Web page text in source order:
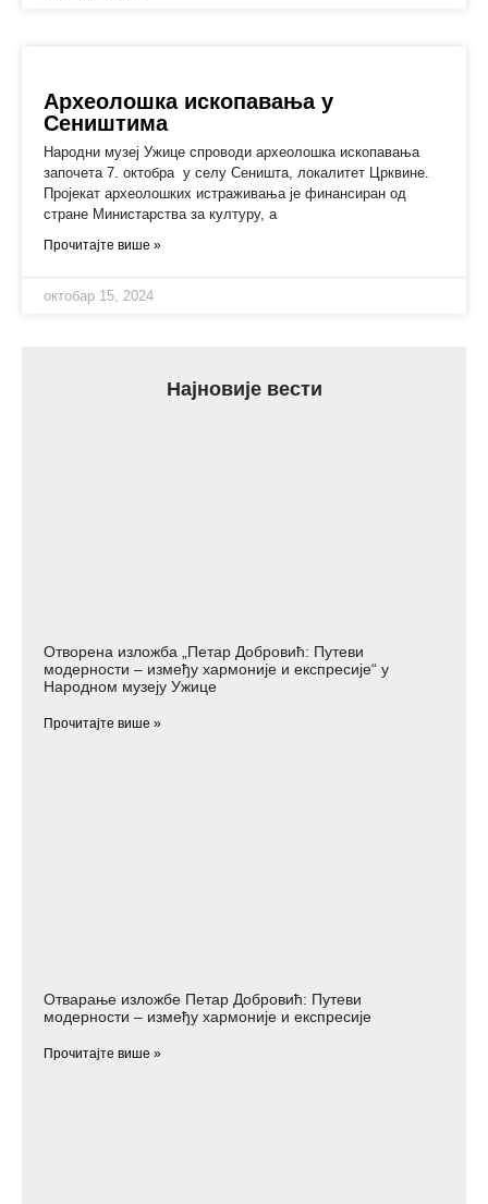
Археолошка ископавања у
Сеништима
Народни музеј Ужице спроводи археолошка ископавања
започета 7. октобра у селу Сеништа, локалитет Црквине.
Пројекат археолошких истраживања је финансиран од
стране Министарства за културу, а
Прочитајте више »
октобар 15, 2024
Најновије вести
Отворена изложба „Петар Добровић: Путеви
модерности – између хармоније и експресије“ у
Народном музеју Ужице
Прочитајте више »
Отварање изложбе Петар Добровић: Путеви
модерности – између хармоније и експресије
Прочитајте више »